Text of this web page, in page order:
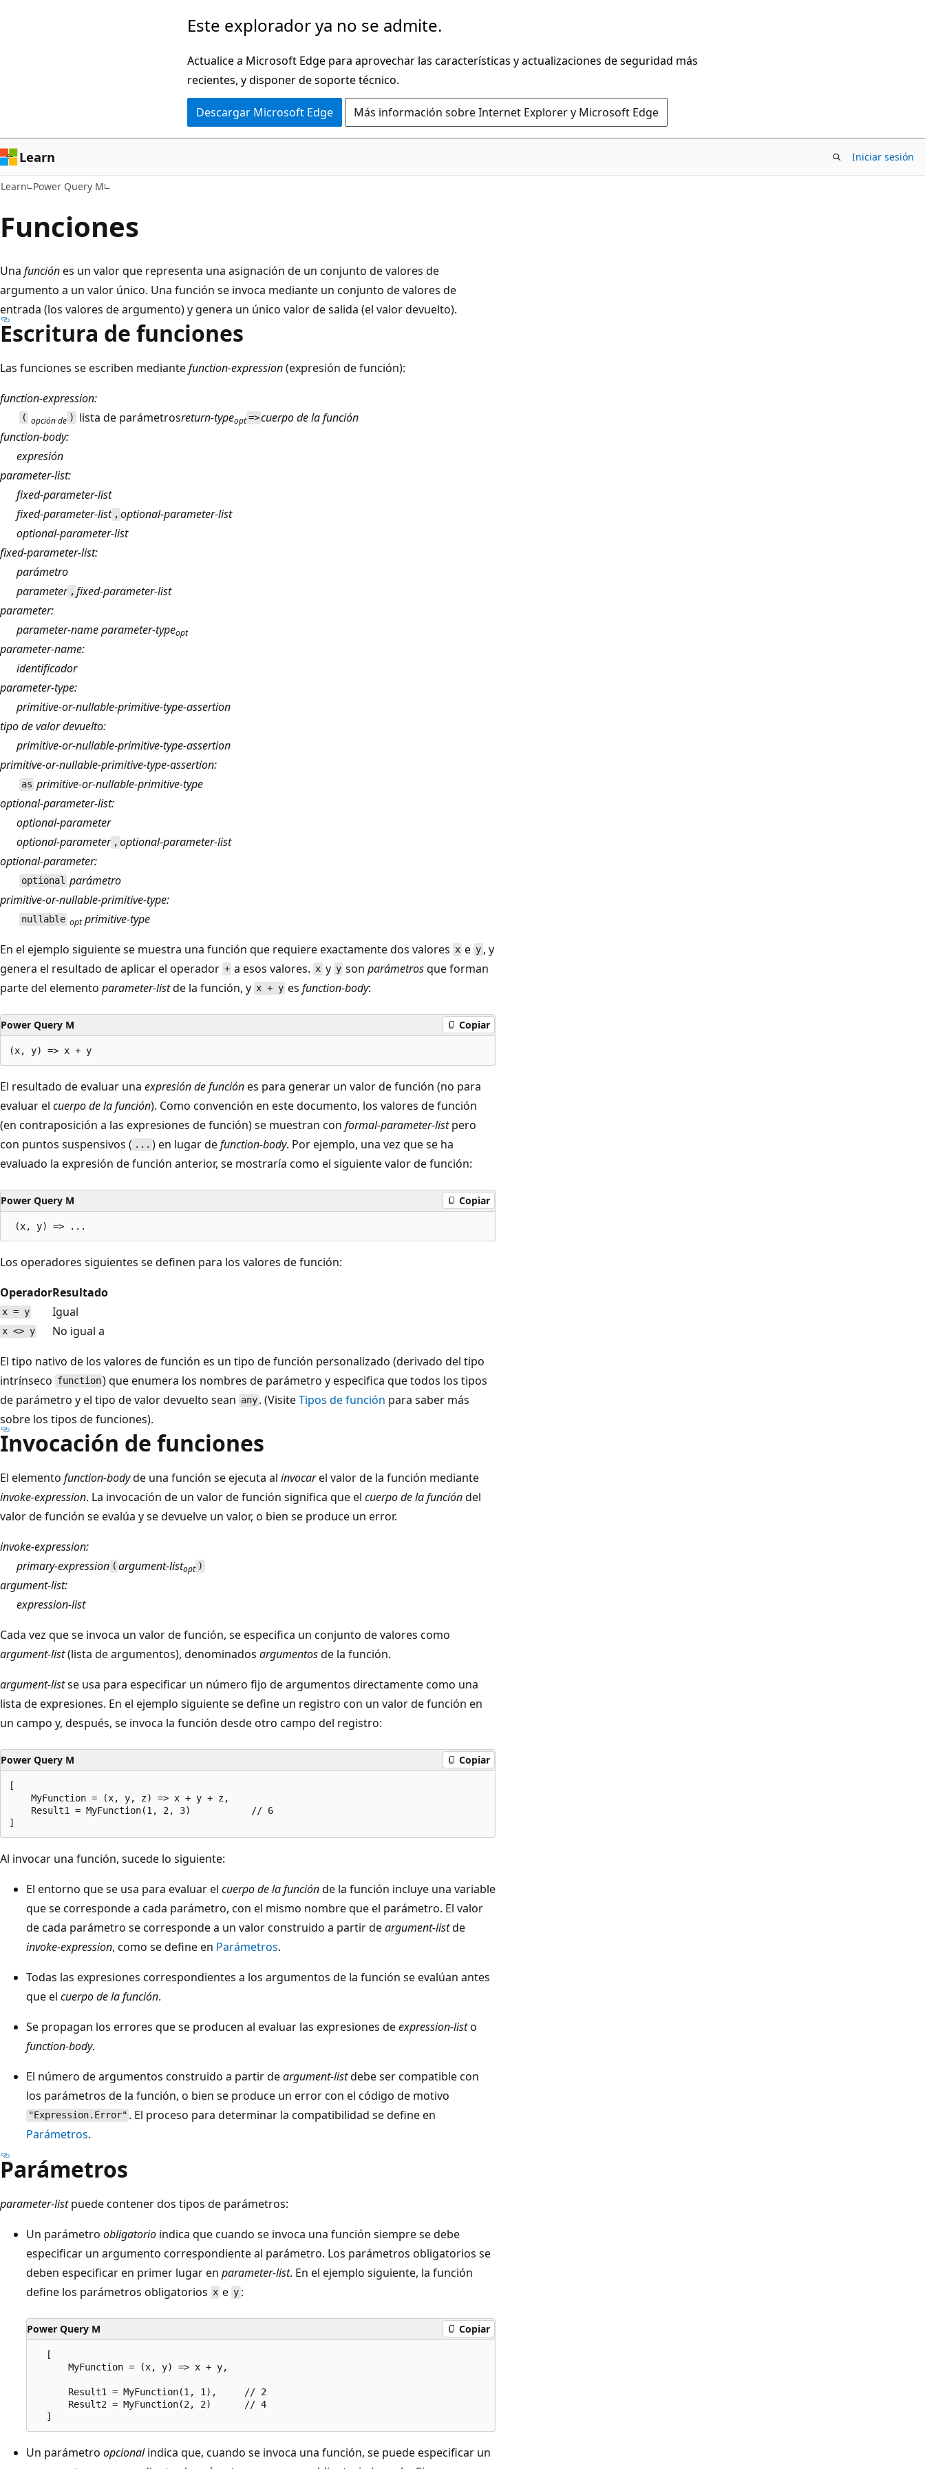
Este explorador ya no se admite.
Actualice a Microsoft Edge para aprovechar las características y actualizaciones de seguridad más
recientes, y disponer de soporte técnico.
Descargar Microsoft Edge Más información sobre Internet Explorer y Microsoft Edge
Learn Iniciar sesión
Learn Power Query M
Funciones
Una funciónes un valor que representa una asignación de un conjunto de valores de
argumento a un valor único. Una función se invoca mediante un conjunto de valores de
entrada (los valores de argumento) y genera un único valor de salida (el valor devuelto).
Escritura de funciones
Las funciones se escriben mediantefunction-expression(expresión de función):
function-expression:
( opción de ) lista de parámetrosreturn-typeopt=>cuerpo de la función
function-body:
expresión
parameter-list:
fixed-parameter-list
fixed-parameter-list , optional-parameter-list
optional-parameter-list
fixed-parameter-list:
parámetro
parameter , fixed-parameter-list
parameter:
parameter-name parameter-typeopt
parameter-name:
identificador
parameter-type:
primitive-or-nullable-primitive-type-assertion
tipo de valor devuelto:
primitive-or-nullable-primitive-type-assertion
primitive-or-nullable-primitive-type-assertion:
as primitive-or-nullable-primitive-type
optional-parameter-list:
optional-parameter
optional-parameter , optional-parameter-list
optional-parameter:
optional parámetro
primitive-or-nullable-primitive-type:
nullable optprimitive-type
En el ejemplo siguiente se muestra una función que requiere exactamente dos valores x e y, y
genera el resultado de aplicar el operador + a esos valores.xy y sonparámetrosque forman
parte del elemento parameter-listde la función, y x + y esfunction-body:
Power Query M Copiar
El resultado de evaluar una expresión de funciónes para generar un valor de función (no para
evaluar el cuerpo de la función). Como convención en este documento, los valores de función
(en contraposición a las expresiones de función) se muestran con formal-parameter-listpero
con puntos suspensivos ( ... ) en lugar defunction-body. Por ejemplo, una vez que se ha
evaluado la expresión de función anterior, se mostraría como el siguiente valor de función:
Power Query M Copiar
Los operadores siguientes se definen para los valores de función:
OperadorResultado
x = y Igual
x <> y
No igual a
El tipo nativo de los valores de función es un tipo de función personalizado (derivado del tipo
intrínseco function) que enumera los nombres de parámetro y especifica que todos los tipos
de parámetro y el tipo de valor devuelto sean any . (VisiteTipos de función para saber más
sobre los tipos de funciones).
Invocación de funciones
El elemento function-bodyde una función se ejecuta al invocarel valor de la función mediante
invoke-expression. La invocación de un valor de función significa que el cuerpo de la funcióndel
valor de función se evalúa y se devuelve un valor, o bien se produce un error.
invoke-expression:
primary-expression ( argument-listopt )
argument-list:
expression-list
Cada vez que se invoca un valor de función, se especifica un conjunto de valores como
argument-list(lista de argumentos), denominados argumentosde la función.
argument-listse usa para especificar un número fijo de argumentos directamente como una
lista de expresiones. En el ejemplo siguiente se define un registro con un valor de función en
un campo y, después, se invoca la función desde otro campo del registro:
Power Query M Copiar
[
    MyFunction = (x, y, z) => x + y + z,
    Result1 = MyFunction(1, 2, 3)           // 6
Al invocar una función, sucede lo siguiente:
El entorno que se usa para evaluar el cuerpo de la funciónde la función incluye una variable
que se corresponde a cada parámetro, con el mismo nombre que el parámetro. El valor
de cada parámetro se corresponde a un valor construido a partir deargument-listde
invoke-expression, como se define en Parámetros.
Todas las expresiones correspondientes a los argumentos de la función se evalúan antes
que el cuerpo de la función.
Se propagan los errores que se producen al evaluar las expresiones deexpression-listo
function-body.
El número de argumentos construido a partir deargument-listdebe ser compatible con
los parámetros de la función, o bien se produce un error con el código de motivo
"Expression.Error" . El proceso para determinar la compatibilidad se define en
Parámetros.
Parámetros
parameter-listpuede contener dos tipos de parámetros:
Un parámetro obligatorio indica que cuando se invoca una función siempre se debe
especificar un argumento correspondiente al parámetro. Los parámetros obligatorios se
deben especificar en primer lugar en parameter-list. En el ejemplo siguiente, la función
define los parámetros obligatorios x e y:
Power Query M Copiar
  [
      MyFunction = (x, y) => x + y,
      Result1 = MyFunction(1, 1),     // 2
      Result2 = MyFunction(2, 2)      // 4
Un parámetro opcionalindica que, cuando se invoca una función, se puede especificar un